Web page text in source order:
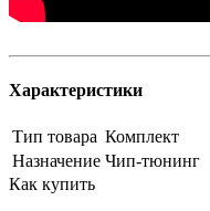
Характеристики
Тип товара Комплект
Назначение Чип-тюнинг
Как купить